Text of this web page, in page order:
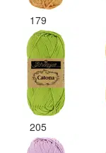
179
205